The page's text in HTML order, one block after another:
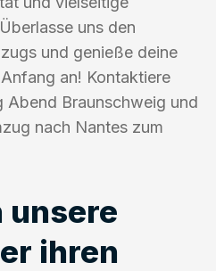
uns den
und genieße deine
an! Kontaktiere
Abend Braunschweig und
nach Nantes zum
unsere
ihren